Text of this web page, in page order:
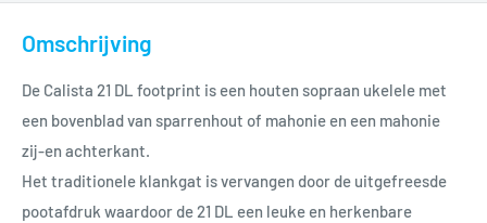
Omschrijving
De Calista 21 DL footprint is een houten sopraan ukelele met
een bovenblad van sparrenhout of mahonie en een mahonie
zij-en achterkant.
Het traditionele klankgat is vervangen door de uitgefreesde
pootafdruk waardoor de 21 DL een leuke en herkenbare